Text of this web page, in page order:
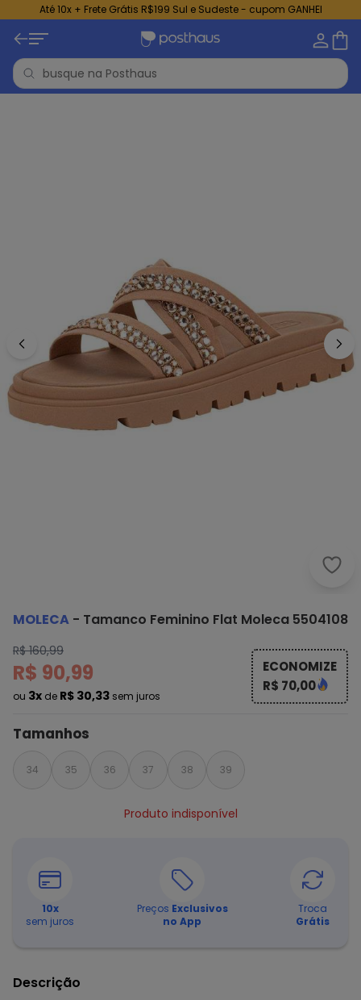
Até 10x + Frete Grátis R$199 Sul e Sudeste - cupom GANHEI
MOLECA - Tamanco Feminino Flat Moleca 5504108
R$ 160,99
R$ 90,99
ou 3x de R$ 30,33 sem juros
ECONOMIZE
R$ 70,00
Tamanhos
34 35 36 37 38 39
Produto indisponível
10x
sem juros
Preços Exclusivos
no App
Troca
Grátis
Descrição